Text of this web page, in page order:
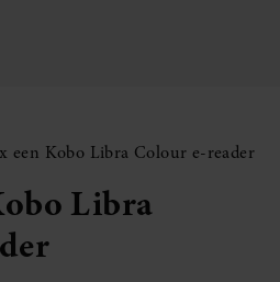
een Kobo Libra Colour e-reader
Libra